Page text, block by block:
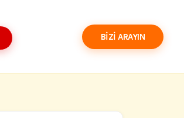
BIZI ARAYIN